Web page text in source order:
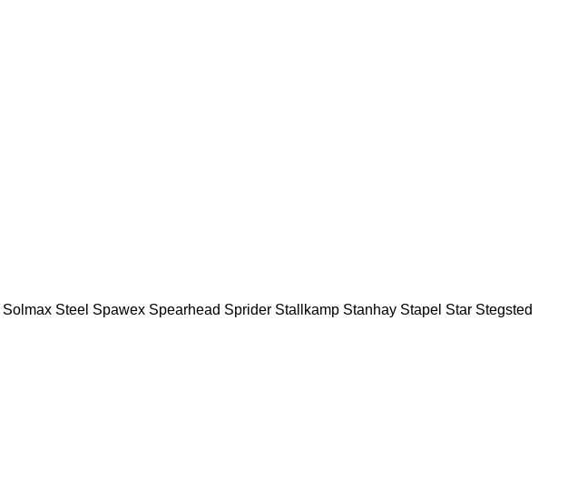
Solmax Steel Spawex Spearhead Sprider Stallkamp Stanhay Stapel Star Stegsted